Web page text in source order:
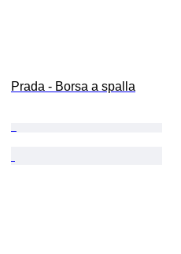
Prada - Borsa a spalla